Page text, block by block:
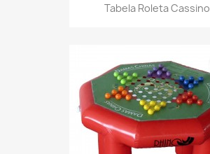
Tabela Roleta Cassino